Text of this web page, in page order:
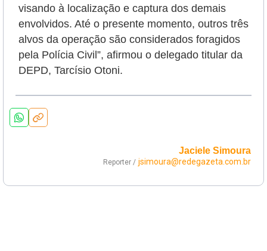
visando à localização e captura dos demais
envolvidos. Até o presente momento, outros três
alvos da operação são considerados foragidos
pela Polícia Civil”, afirmou o delegado titular da
DEPD, Tarcísio Otoni.
Jaciele Simoura
Reporter / jsimoura@redegazeta.com.br